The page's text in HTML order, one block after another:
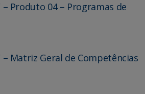
– Produto 04 – Programas de
– Matriz Geral de Competências